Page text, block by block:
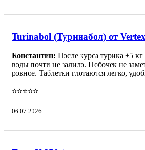
Turinabol (Туринабол) от
Константин: После курса турика +5
воды почти не залило. Побочек не
ровное. Таблетки глотаются легко,
⭐️⭐️⭐️⭐️⭐️
06.07.2026